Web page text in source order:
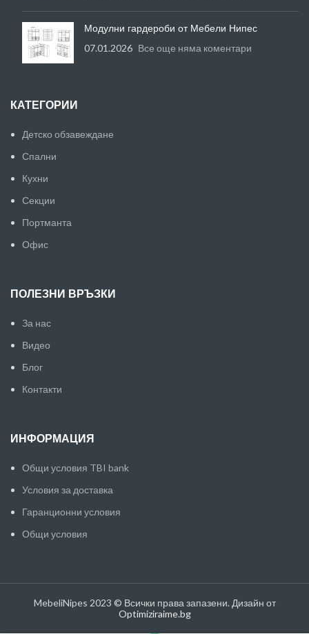
Модулни гардероби от Мебели Нипес
07.01.2026 Все още няма коментари
КАТЕГОРИИ
Детско обзавеждане
Спални
Кухни
Секции
Портманта
Офис
ПОЛЕЗНИ ВРЪЗКИ
За нас
Видео
Блог
Контакти
ИНФОРМАЦИЯ
Общи условия TBI bank
Условия за доставка
Гаранционни условия
Общи условия
MebeliNipes 2023 © Всички права запазени. Дизайн от
Optimiziraime.bg